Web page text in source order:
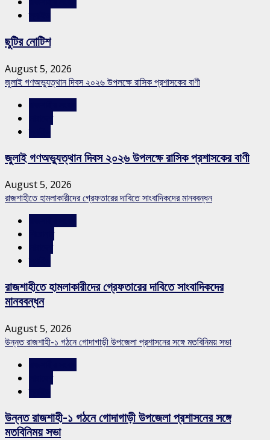
ছুটির নোটিশ
August 5, 2026
জুলাই গণঅভ্যুত্থান দিবস ২০২৬ উপলক্ষে রাসিক প্রশাসকের বাণী
জুলাই গণঅভ্যুত্থান দিবস ২০২৬ উপলক্ষে রাসিক প্রশাসকের বাণী
August 5, 2026
রাজশাহীতে হামলাকারীদের গ্রেফতারের দাবিতে সাংবাদিকদের মানববন্ধন
রাজশাহীতে হামলাকারীদের গ্রেফতারের দাবিতে সাংবাদিকদের
মানববন্ধন
August 5, 2026
উন্নত রাজশাহী-১ গঠনে গোদাগাড়ী উপজেলা প্রশাসনের সঙ্গে মতবিনিময় সভা
উন্নত রাজশাহী-১ গঠনে গোদাগাড়ী উপজেলা প্রশাসনের সঙ্গে
মতবিনিময় সভা